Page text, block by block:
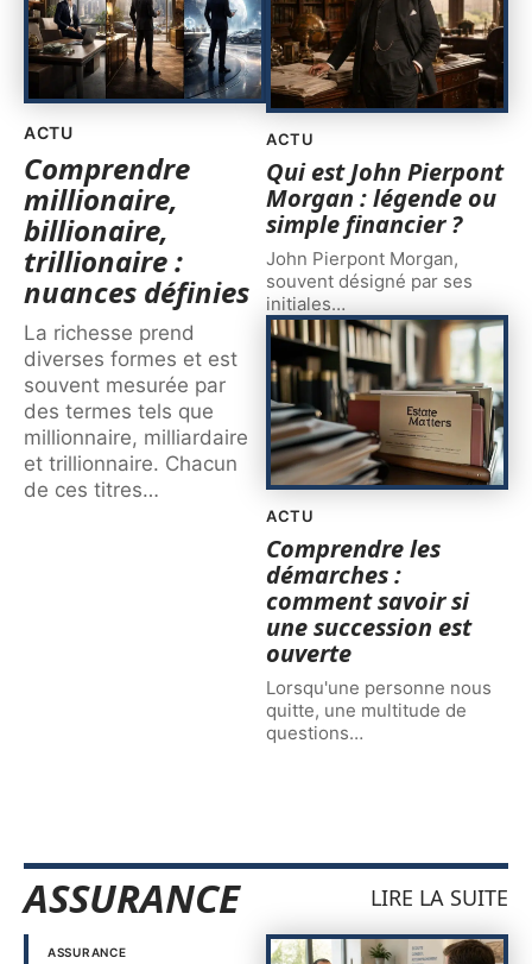
ACTU
Comprendre
millionaire,
billionaire,
trillionaire :
nuances définies
La richesse prend
diverses formes et est
souvent mesurée par
des termes tels que
millionnaire, milliardaire
et trillionnaire. Chacun
de ces titres…
ACTU
Qui est John Pierpont
Morgan : légende ou
simple financier ?
John Pierpont Morgan,
souvent désigné par ses
initiales…
ACTU
Comprendre les
démarches :
comment savoir si
une succession est
ouverte
Lorsqu'une personne nous
quitte, une multitude de
questions…
ASSURANCE LIRE LA SUITE
ASSURANCE